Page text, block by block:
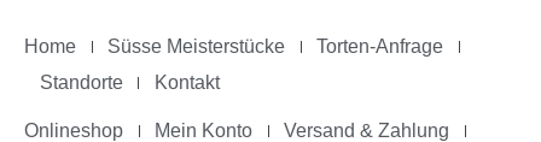
Home Süsse Meisterstücke
Torten-Anfrage
Standorte
Kontakt
Onlineshop Mein Konto
Versand & Zahlung